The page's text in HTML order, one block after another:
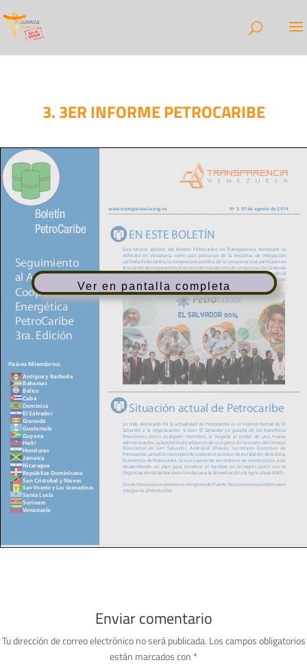
3. 3ER INFORME PETROCARIBE
Ver en pantalla completa
Enviar comentario
Tu dirección de correo electrónico no será publicada. Los campos obligatorios
están marcados con *